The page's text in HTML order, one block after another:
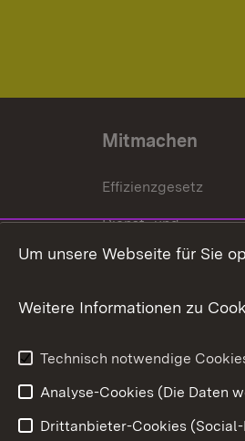
Mitmachen
Effizienzgesetz
Dienst- und
Versorgungsbezüge
Weitere
Um unsere Webseite für Sie
Weitere Informationen zu
Technisch notwendige
Analyse-Cookies (Die Daten
Drittanbieter-Cookies